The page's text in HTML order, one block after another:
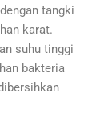
tangki
karat.
suhu tinggi
bakteria